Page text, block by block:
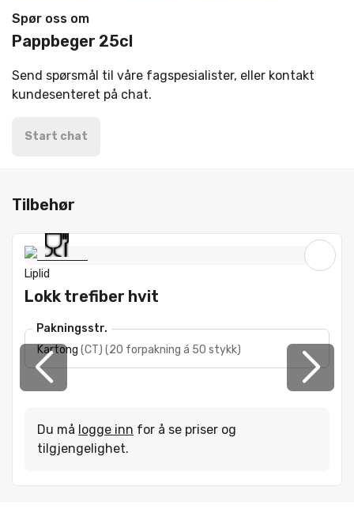
Spør oss om
Pappbeger 25cl
Send spørsmål til våre fagspesialister, eller kontakt
kundesenteret på chat.
Start chat
Tilbehør
Liplid
Lokk trefiber hvit
Pakningsstr.
Kartong (CT) (20 forpakning á 50 stykk)
Du må logge inn for å se priser og
tilgjengelighet.